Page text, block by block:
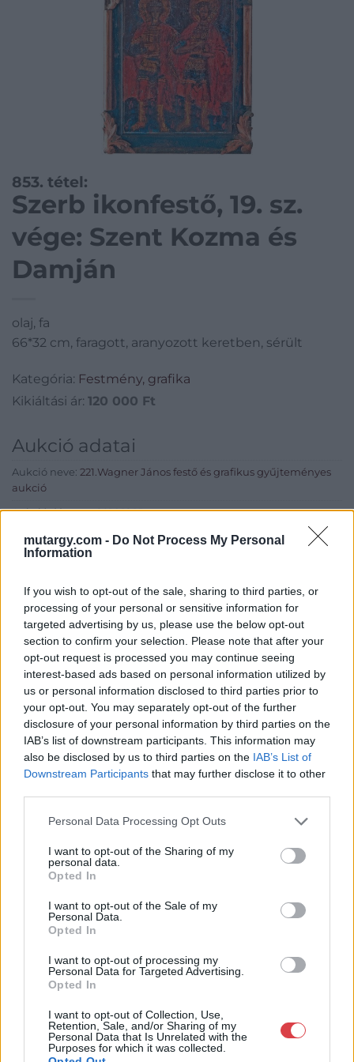
mutargy.com - Do Not Process My Personal
Information
If you wish to opt-out of the sale, sharing to third parties, or
processing of your personal or sensitive information for
targeted advertising by us, please use the below opt-out
section to confirm your selection. Please note that after your
opt-out request is processed you may continue seeing
interest-based ads based on personal information utilized by
us or personal information disclosed to third parties prior to
your opt-out. You may separately opt-out of the further
disclosure of your personal information by third parties on the
IAB’s list of downstream participants. This information may
also be disclosed by us to third parties on the IAB’s List of
Downstream Participants that may further disclose it to other
Personal Data Processing Opt Outs
I want to opt-out of the Sharing of my
personal data.
Opted In
I want to opt-out of the Sale of my
Personal Data.
Opted In
I want to opt-out of processing my
Personal Data for Targeted Advertising.
Opted In
I want to opt-out of Collection, Use,
Retention, Sale, and/or Sharing of my
Personal Data that Is Unrelated with the
Purposes for which it was collected.
853. tétel:
Szerb ikonfestő, 19. sz.
vége: Szent Kozma és
Damján
olaj, fa
66*32 cm, faragott, aranyozott keretben, sérült
Kategória: Festmény, grafika
Kikiáltási ár: 120 000 Ft
Aukció adatai
Aukció neve: 221.Wagner János festő és grafikus gyűjteményes
aukció
Aukció dátuma: 2016.12.15
Aukció ideje: 17:00
Aukció helye: Budapest, Balaton utca 8.
Tételszám: 853
Eladó adatai
Eladó:Nagyházi Galéria és
Aukciósház
Cím: Müller Márta
Nagyházi Galéria és Aukciósház
Kft.
1055 Budapest, Balaton utca 8.
Telefon: +361 475 6000 +361
Weboldal:
http://www.nagyhazi.hu
Bemutatkozás: Magas színvonalú festmények és műtárgyak,
bútorok, szőnyegek, üveg, porcelán és ezüst tárgyak, ékszerek,
gyűjtemények árverezése. Ingyenes értékbecslés. Árveréseinkre
a tárgyfelvétel folyamatos.
GALÉRIA TOVÁBBI MŰTÁRGYAI